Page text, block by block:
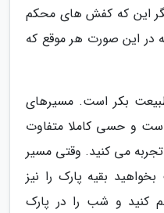
این که کفش های محکم
در این صورت هر موقع که
4,400 هکتار طبیعت بکر است. مسیرهای
و حسی کاملا متفاوت
می کنید. وقتی مسیر
بقیه پارک را نیز
کنید و شب را در پارک